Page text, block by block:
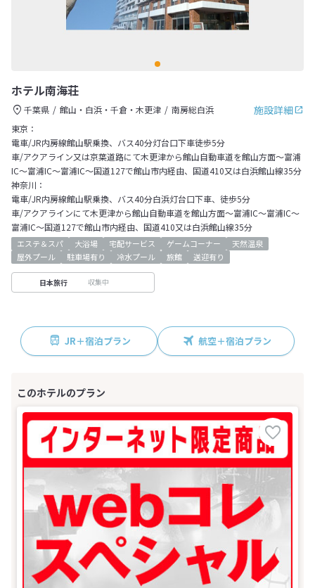
ホテル南海荘
施設詳細
千葉県 館山・白浜・千倉・木更津
南房総白浜
東京：
電車/JR内房線館山駅乗換、バス40分灯台口下車徒歩5分
車/アクアライン又は京葉道路にて木更津から館山自動車道を館山方面～富浦
IC～富浦IC～富浦IC～国道127で館山市内経由、国道410又は白浜館山線35分
神奈川：
電車/JR内房線館山駅乗換、バス40分白浜灯台口下車、徒歩5分
車/アクアラインにて木更津から館山自動車道を館山方面～富浦IC～富浦IC～
富浦IC～国道127で館山市内経由、国道410又は白浜館山線35分
エステ＆スパ 大浴場 宅配サービス ゲームコーナー
天然温泉
屋外プール
駐車場有り 冷水プール 旅館 送迎有り
日本旅行 収集中
JR＋宿泊プラン 航空＋宿泊プラン